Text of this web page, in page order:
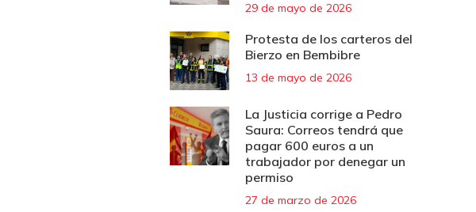
29 de mayo de 2026
Protesta de los carteros del
Bierzo en Bembibre
13 de mayo de 2026
La Justicia corrige a Pedro
Saura: Correos tendrá que
pagar 600 euros a un
trabajador por denegar un
permiso
27 de marzo de 2026